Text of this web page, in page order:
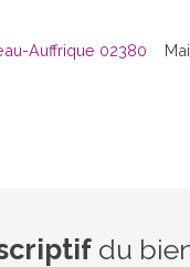
Auffrique 02380
du